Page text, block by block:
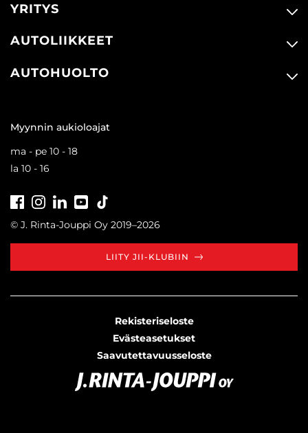
YRITYS
AUTOLIIKKEET
AUTOHUOLTO
Myynnin aukioloajat
ma - pe 10 - 18
la 10 - 16
FacebookInstagramLinkedInYoutube
© J. Rinta-Jouppi Oy 2019–2026
LIITY JII-KLUBIIN
Rekisteriseloste
Evästeasetukset
Saavutettavuusseloste